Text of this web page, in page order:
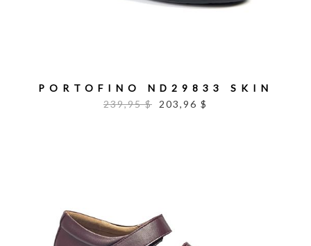
PORTOFINO ND29833 SKIN
239,95 $
203,96 $